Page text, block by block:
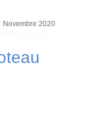
Novembre 2020